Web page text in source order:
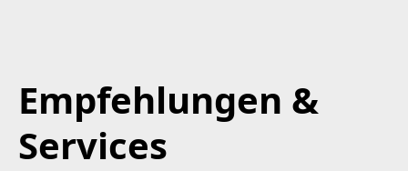
Empfehlungen &
Services